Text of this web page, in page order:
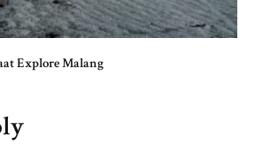
Explore Malang